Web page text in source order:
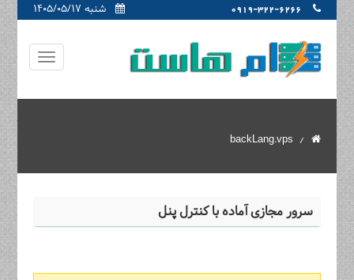
شنبه ۱۴۰۵/۰۵/۱۷ 0919-322-6266
backLang.vps
سرور مجازی آماده با کنترل پنل